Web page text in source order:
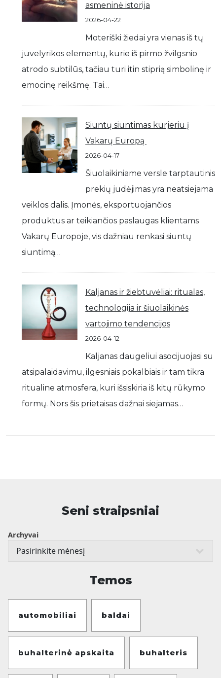
asmeninė istorija
2026-04-22
Moteriški žiedai yra vienas iš tų
juvelyrikos elementų, kurie iš pirmo žvilgsnio
atrodo subtilūs, tačiau turi itin stiprią simbolinę ir
emocinę reikšmę. Tai…
Siuntų siuntimas kurjeriu į
Vakarų Europą
2026-04-17
Šiuolaikiniame versle tarptautinis
prekių judėjimas yra neatsiejama
veiklos dalis. Įmonės, eksportuojančios
produktus ar teikiančios paslaugas klientams
Vakarų Europoje, vis dažniau renkasi siuntų
siuntimą…
Kaljanas ir žiebtuvėliai: ritualas,
technologija ir šiuolaikinės
vartojimo tendencijos
2026-04-12
Kaljanas daugeliui asocijuojasi su
atsipalaidavimu, ilgesniais pokalbiais ir tam tikra
ritualine atmosfera, kuri išsiskiria iš kitų rūkymo
formų. Nors šis prietaisas dažnai siejamas…
Seni straipsniai
Archyvai
Temos
automobiliai baldai
buhalterinė apskaita buhalteris